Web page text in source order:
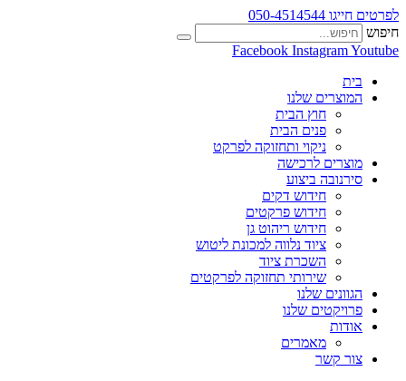
לפרטים חייגו 050-4514544
חיפוש
Facebook InstagramYoutube
בית
המוצרים שלנו
חוץ הבית
פנים הבית
ניקוי ותחזוקה לפרקט
מוצרים לרכישה
סירנובה ביצוע
חידוש דקים
חידוש פרקטים
חידוש ריהוט גן
ציוד נלווה למכונת ליטוש
השכרת ציוד
שירותי תחזוקה לפרקטים
הגוונים שלנו
פרויקטים שלנו
אודות
מאמרים
צור קשר